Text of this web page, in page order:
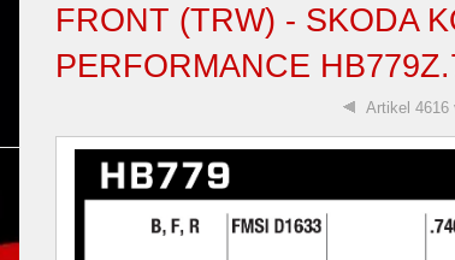
FRONT (TRW) - SKODA
PERFORMANCE
Artikel 4616